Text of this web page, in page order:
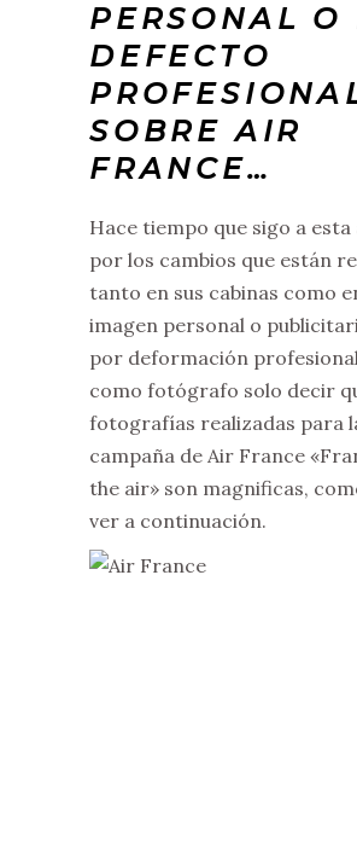
PERSONAL O
DEFECTO
SOBRE AIR
FRANCE…
Hace tiempo que sigo a
por los cambios que están
tanto en sus cabinas como
imagen personal o
por deformación
como fotógrafo solo decir
fotografías realizadas para
campaña de Air France
the air» son magnificas,
ver a continuación.